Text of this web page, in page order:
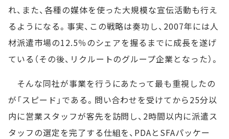
れ、また、各種の媒体を使った大規模な宣伝活動も行え
るようになる。事実、この戦略は奏功し、2007年には人
材派遣市場の12.5％のシェアを握るまでに成長を遂げ
ている（その後、リクルートのグループ企業となった）。
そんな同社が事業を行うにあたって最も重視したの
が「スピード」である。問い合わせを受けてから25分以
内に営業スタッフが客先を訪問し、2時間以内に派遣ス
タッフの選定を完了する仕組を、PDAとSFAパッケー